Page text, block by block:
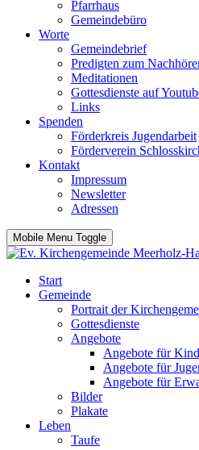
Pfarrhaus
Gemeindebüro
Worte
Gemeindebrief
Predigten zum
Meditationen
Gottesdienste auf
Links
Spenden
Förderkreis Jugendarbeit
Förderverein
Kontakt
Impressum
Newsletter
Adressen
Mobile Menu Toggle
Start
Gemeinde
Portrait der
Gottesdienste
Angebote
Angebote für
Angebote für
Angebote für
Bilder
Plakate
Leben
Taufe